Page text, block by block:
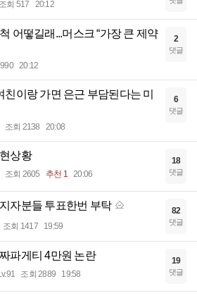
조회 517 20:12
어떻길래...머스크 “가장 큰 제약
20:12
2
댓글
친이랑 가면 은근 부담된다는 미
조회 2138 20:08
6
댓글
상황
조회 2605 추천 1 20:06
18
댓글
자분들 투표한번 부탁
조회 1417 19:59
82
댓글
파게티 4만원 논란
조회 2889 19:58
19
댓글